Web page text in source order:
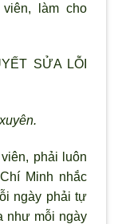
làm cho
SỬA LỖI
phải luôn
Minh nhắc
ngày phải tự
như mỗi ngày